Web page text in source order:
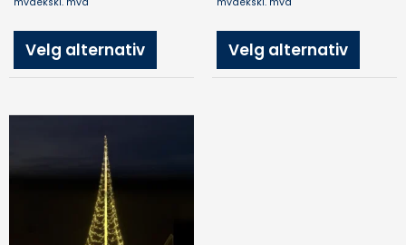
Velg alternativ Velg alternativ